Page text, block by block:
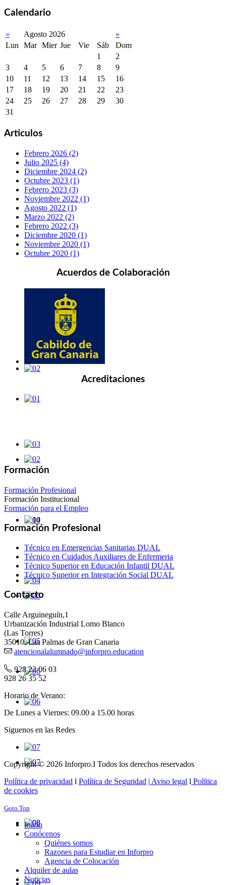
Calendario
« Agosto 2026
»
Lun
Mar Mier Jue Vie Sáb
Dom
1
2
3
4 5 6 7 8
9
10
11 12 13 14 15
16
17
18 19 20 21 22
23
24
25 26 27 28 29
30
31
Articulos
Febrero 2026 (2)
Julio 2025 (4)
Diciembre 2024 (2)
Octubre 2023 (1)
Febrero 2023 (3)
Noviembre 2022 (1)
Agosto 2022 (1)
Marzo 2022 (2)
Febrero 2022 (3)
Diciembre 2020 (1)
Noviembre 2020 (1)
Octubre 2020 (1)
Acuerdos de Colaboración
Acreditaciones
Formación
Formación Profesional
Formación Institucional
Formación para el Empleo
Formación Profesional
Técnico en Emergencias Sanitarias DUAL
Técnico en Cuidados Auxiliares de Enfermeria
Técnico Superior en Educación Infantil DUAL
Técnico Superior en Integración Social DUAL
Contacto
Calle Arguineguín,1
Urbanización Industrial Lomo Blanco
(Las Torres)
35010, Las Palmas de Gran Canaria
atencionalalumnado@inforpro.education
928 22 06 03
928 26 35 52
Horario de Verano:
De Lunes a Viernes: 09.00 a 15.00 horas
Siguenos en las Redes
Copyright © 2026 Inforpro.I Todos los derechos reservados
Política de privacidad l Política de Seguridad | Aviso legal l Política
de cookies
Goto Top
Inicio
Conócenos
Quiénes somos
Razones para Estudiar en Inforpro
Agencia de Colocación
Alquiler de aulas
Noticias